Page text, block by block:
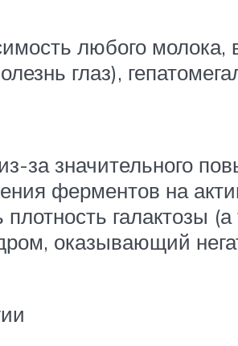
любого молока,
глаз),
за значительного
ферментов на
галактозы
оказывающий